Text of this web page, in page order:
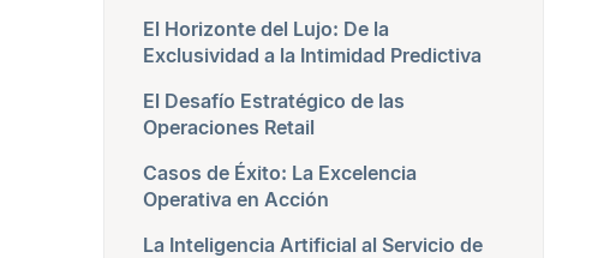
El Horizonte del Lujo: De la
Exclusividad a la Intimidad Predictiva
El Desafío Estratégico de las
Operaciones Retail
Casos de Éxito: La Excelencia
Operativa en Acción
La Inteligencia Artificial al Servicio de